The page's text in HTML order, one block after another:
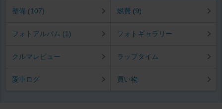
整備 (107) 燃費 (9)
フォトアルバム (1) フォトギャラリー
クルマレビュー ラップタイム
愛車ログ 買い物